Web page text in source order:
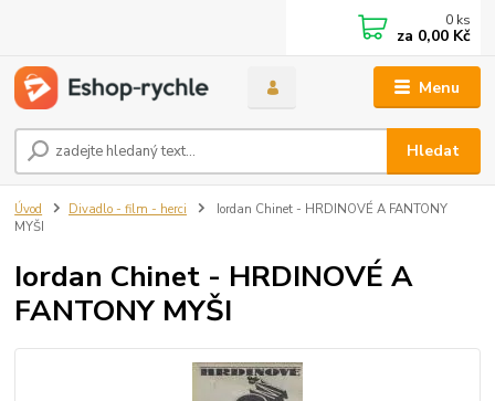
Menu
Hledat
0 ks
za 0,00 Kč
Úvod Divadlo - film - herci
Iordan Chinet - HRDINOVÉ A FANTONY
MYŠI
Iordan Chinet - HRDINOVÉ A
FANTONY MYŠI